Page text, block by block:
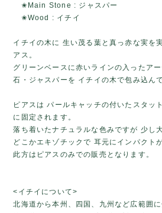
✬Main Stone : ジャスパー
✬Wood : イチイ
イチイの木に 生い茂る葉と真っ赤な実を
アス。
グリーンベースに赤いラインの入ったア
石・ジャスパーを イチイの木で包み込ん
ピアスは パールキャッチの付いたスタッ
に固定されます。
落ち着いたナチュラルな色みですが 少し
どこかエキゾチックで 耳元にインパクト
此方はピアスのみでの販売となります。
<イチイについて>
北海道から本州、四国、九州など広範囲に